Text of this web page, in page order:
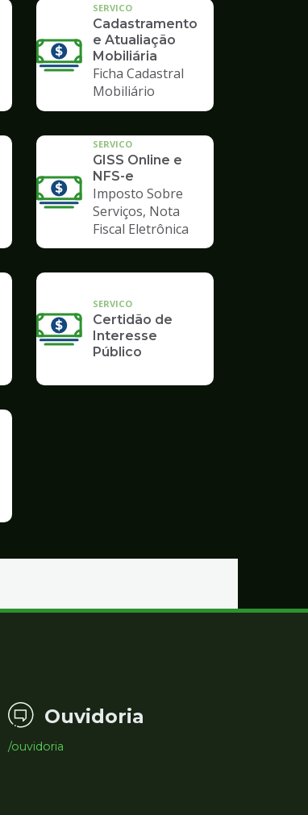
SERVICO
Cadastramento
e Atualiação
Mobiliária
Ficha Cadastral
Mobiliário
SERVICO
GISS Online e
NFS-e
Imposto Sobre
Serviços, Nota
Fiscal Eletrônica
SERVICO
Certidão de
Interesse
Público
Ouvidoria
/ouvidoria